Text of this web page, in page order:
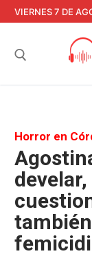
contenido
VIERNES 7 DE
Horror en